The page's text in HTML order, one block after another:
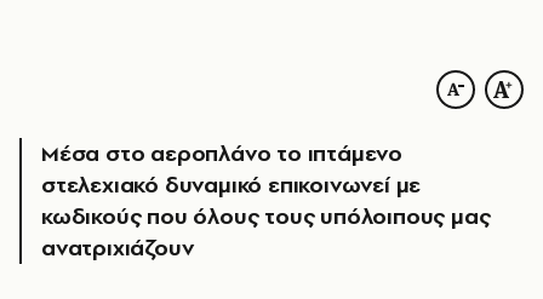
Μέσα στο αεροπλάνο το ιπτάμενο
στελεχιακό δυναμικό επικοινωνεί με
κωδικούς που όλους τους υπόλοιπους μας
ανατριχιάζουν